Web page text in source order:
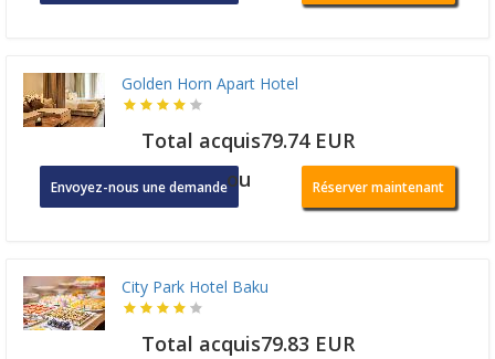
Golden Horn Apart Hotel
Total acquis79.74 EUR
Envoyez-nous une demandeou Réserver maintenant
City Park Hotel Baku
Total acquis79.83 EUR